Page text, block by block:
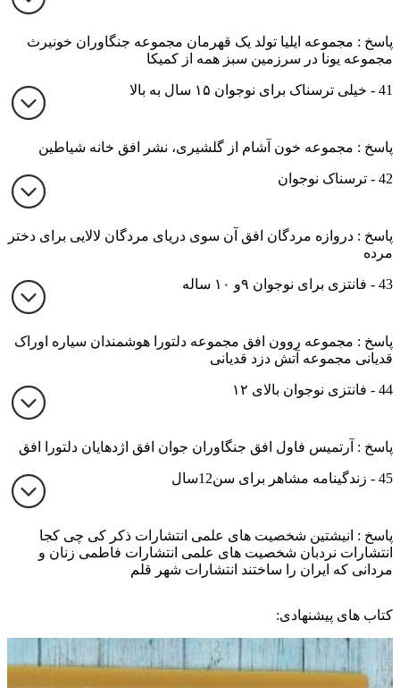
پاسخ : مجموعه ایلیا تولد یک قهرمان مجموعه جنگاوران خونیرث
مجموعه یونا در سرزمین سبز همه از کمیکا
41 - خیلی ترسناک برای نوجوان ۱۵ سال به بالا
پاسخ : مجموعه خون آشام از گلشیری، نشر افق خانه شیاطین
42 - ترسناک نوجوان
پاسخ : دروازه مردگان افق آن سوی دریای مردگان لالایی برای دختر
مرده
43 - فانتزی برای نوجوان ۹و ۱۰ ساله
پاسخ : مجموعه روون افق مجموعه دلتورا هوشمندان سیاره اوراک
قدیانی مجموعه آتش دزد قدیانی
44 - فانتزی نوجوان بالای ۱۲
پاسخ : آرتمیس فاول افق جنگاوران جوان افق اژدهایان دلتورا افق
45 - زندگینامه مشاهر برای سن12سال
پاسخ : انیشتین شخصیت های علمی انتشارات ذکر کی چی کجا
انتشارات نردبان شخصیت های علمی انتشارات فاطمی زنان و
مردانی که ایران را ساختند انتشارات شهر قلم
کتاب های پیشنهادی: